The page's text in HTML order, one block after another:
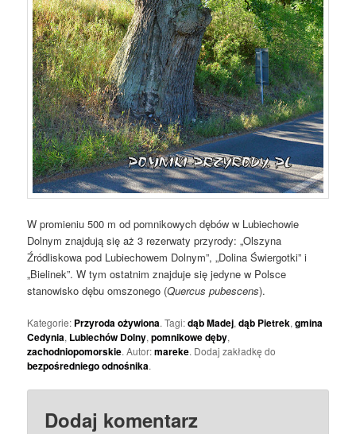
W promieniu 500 m od pomnikowych dębów w Lubiechowie
Dolnym znajdują się aż 3 rezerwaty przyrody: „Olszyna
Źródliskowa pod Lubiechowem Dolnym”, „Dolina Świergotki” i
„Bielinek”. W tym ostatnim znajduje się jedyne w Polsce
stanowisko dębu omszonego (Quercus pubescens).
Kategorie: Przyroda ożywiona. Tagi:dąb Madej,dąb Pietrek,gmina
Cedynia, Lubiechów Dolny,pomnikowe dęby,
zachodniopomorskie. Autor:mareke. Dodaj zakładkę do
bezpośredniego odnośnika.
Dodaj komentarz